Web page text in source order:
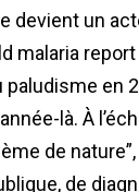
devient un
malaria
paludisme en
là. À
de nature”,
de